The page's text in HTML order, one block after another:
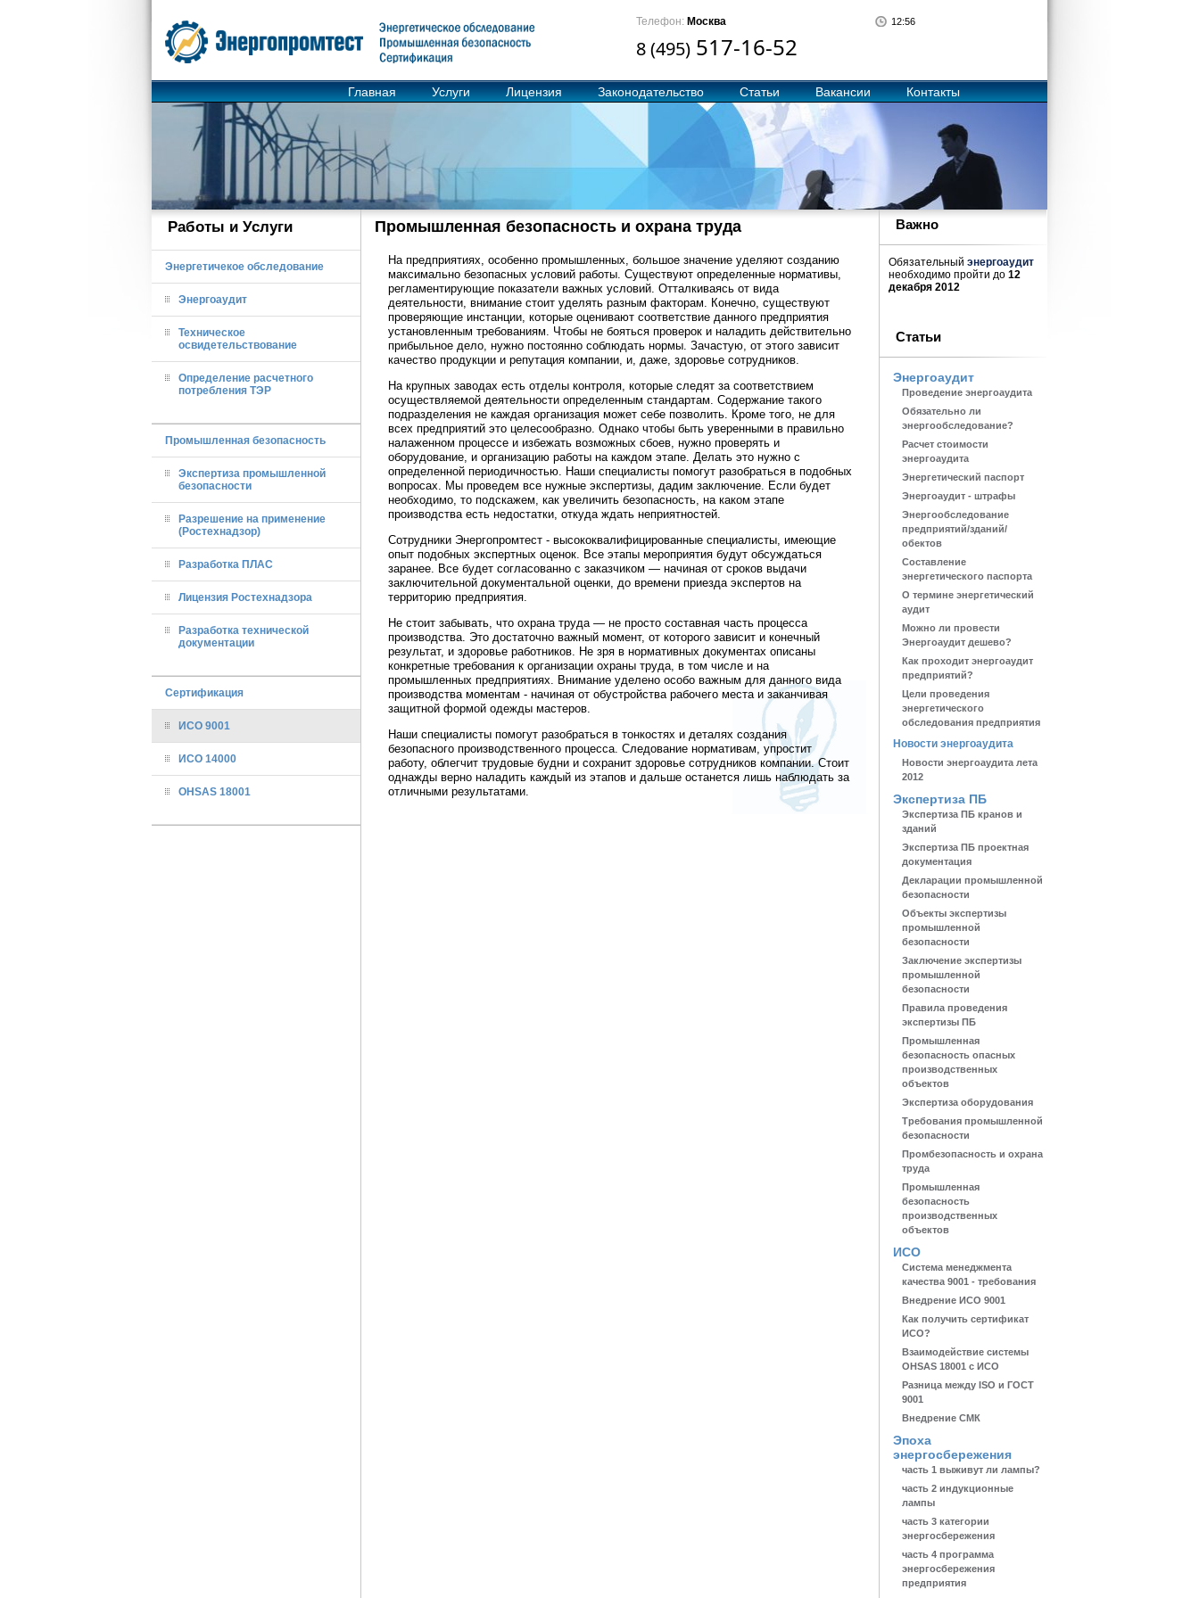
Телефон: Москва
8 (495) 517-16-52
12:56
Главная Услуги Лицензия Законодательство Статьи Вакансии Контакты
Промышленная безопасность и охрана труда
На предприятиях, особенно промышленных, большое значение уделяют созданию
максимально безопасных условий работы. Существуют определенные нормативы,
регламентирующие показатели важных условий. Отталкиваясь от вида
деятельности, внимание стоит уделять разным факторам. Конечно, существуют
проверяющие инстанции, которые оценивают соответствие данного предприятия
установленным требованиям. Чтобы не бояться проверок и наладить действительно
прибыльное дело, нужно постоянно соблюдать нормы. Зачастую, от этого зависит
качество продукции и репутация компании, и, даже, здоровье сотрудников.
На крупных заводах есть отделы контроля, которые следят за соответствием
осуществляемой деятельности определенным стандартам. Содержание такого
подразделения не каждая организация может себе позволить. Кроме того, не для
всех предприятий это целесообразно. Однако чтобы быть уверенными в правильно
налаженном процессе и избежать возможных сбоев, нужно проверять и
оборудование, и организацию работы на каждом этапе. Делать это нужно с
определенной периодичностью. Наши специалисты помогут разобраться в подобных
вопросах. Мы проведем все нужные экспертизы, дадим заключение. Если будет
необходимо, то подскажем, как увеличить безопасность, на каком этапе
производства есть недостатки, откуда ждать неприятностей.
Сотрудники Энергопромтест - высококвалифицированные специалисты, имеющие
опыт подобных экспертных оценок. Все этапы мероприятия будут обсуждаться
заранее. Все будет согласованно с заказчиком — начиная от сроков выдачи
заключительной документальной оценки, до времени приезда экспертов на
территорию предприятия.
Не стоит забывать, что охрана труда — не просто составная часть процесса
производства. Это достаточно важный момент, от которого зависит и конечный
результат, и здоровье работников. Не зря в нормативных документах описаны
конкретные требования к организации охраны труда, в том числе и на
промышленных предприятиях. Внимание уделено особо важным для данного вида
производства моментам - начиная от обустройства рабочего места и заканчивая
защитной формой одежды мастеров.
Наши специалисты помогут разобраться в тонкостях и деталях создания
безопасного производственного процесса. Следование нормативам, упростит
работу, облегчит трудовые будни и сохранит здоровье сотрудников компании. Стоит
однажды верно наладить каждый из этапов и дальше останется лишь наблюдать за
отличными результатами.
Работы и Услуги
Энергетичекое обследование
Энергоаудит
Техническое
освидетельствование
Определение расчетного
потребления ТЭР
Промышленная безопасность
Экспертиза промышленной
безопасности
Разрешение на применение
(Ростехнадзор)
Разработка ПЛАС
Лицензия Ростехнадзора
Разработка технической
документации
Сертификация
ИСО 9001
ИСО 14000
OHSAS 18001
Важно
Обязательный энергоаудит
необходимо пройти до 12
декабря 2012
Статьи
Энергоаудит
Проведение энергоаудита
Обязательно ли
энергообследование?
Расчет стоимости
энергоаудита
Энергетический паспорт
Энергоаудит - штрафы
Энергообследование
предприятий/зданий/
обектов
Составление
энергетического паспорта
О термине энергетический
аудит
Можно ли провести
Энергоаудит дешево?
Как проходит энергоаудит
предприятий?
Цели проведения
энергетического
обследования предприятия
Новости энергоаудита
Новости энергоаудита лета
2012
Экспертиза ПБ
Экспертиза ПБ кранов и
зданий
Экспертиза ПБ проектная
документация
Декларации промышленной
безопасности
Объекты экспертизы
промышленной
безопасности
Заключение экспертизы
промышленной
безопасности
Правила проведения
экспертизы ПБ
Промышленная
безопасность опасных
производственных
объектов
Экспертиза оборудования
Требования промышленной
безопасности
Промбезопасность и охрана
труда
Промышленная
безопасность
производственных
объектов
ИСО
Система менеджмента
качества 9001 - требования
Внедрение ИСО 9001
Как получить сертификат
ИСО?
Взаимодействие системы
OHSAS 18001 с ИСО
Разница между ISO и ГОСТ
9001
Внедрение СМК
Эпоха
энергосбережения
часть 1 выживут ли лампы?
часть 2 индукционные
лампы
часть 3 категории
энергосбережения
часть 4 программа
энергосбережения
предприятия